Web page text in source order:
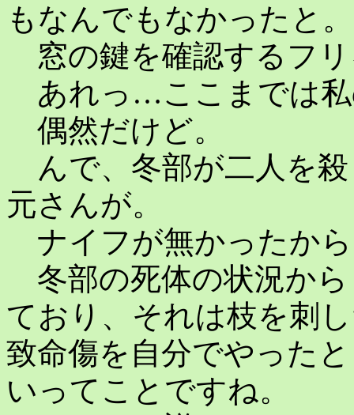
もなんでもなかったと。
窓の鍵を確認するフ
あれっ…ここまでは私
偶然だけど。
んで、冬部が二人を
元さんが。
ナイフが無かったか
冬部の死体の状況か
ており、それは枝を刺
致命傷を自分でやった
いってことですね。